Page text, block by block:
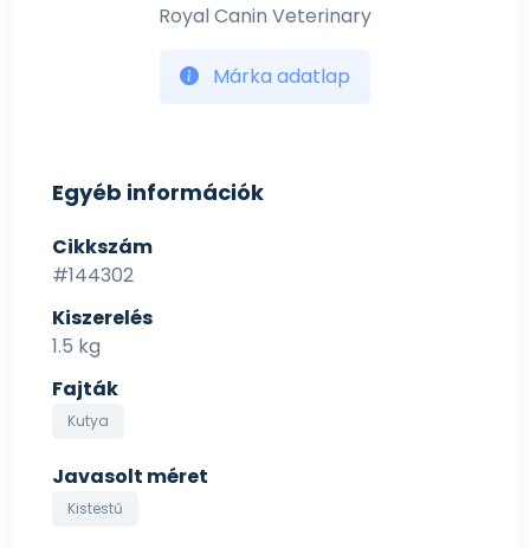
Royal Canin Veterinary
Márka adatlap
Egyéb információk
Cikkszám
#144302
Kiszerelés
1.5 kg
Fajták
Kutya
Javasolt méret
Kistestű